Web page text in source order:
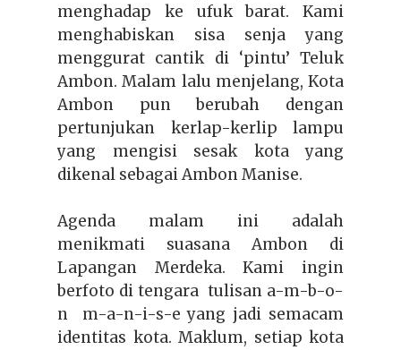
menghadap ke ufuk barat. Kami
menghabiskan sisa senja yang
menggurat cantik di ‘pintu’ Teluk
Ambon. Malam lalu menjelang, Kota
Ambon pun berubah dengan
pertunjukan kerlap-kerlip lampu
yang mengisi sesak kota yang
dikenal sebagaiAmbon Manise.
Agenda malam ini adalah
menikmati suasana Ambon di
Lapangan Merdeka. Kami ingin
berfoto di tengara tulisan a-m-b-o-
n m-a-n-i-s-e yang jadi semacam
identitas kota. Maklum, setiap kota